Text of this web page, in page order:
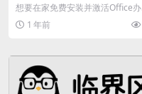
想要在家免费安装并激活Office办
公软件？本文提供官方安装包下载
地址和详细激活...
1 年前